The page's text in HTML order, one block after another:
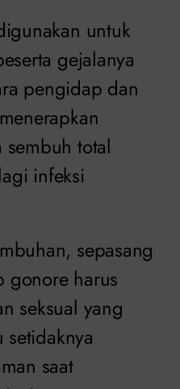
untuk
gejalanya
pengidap dan
total
infeksi
sepasang
gonore harus
seksual yang
setidaknya
saat